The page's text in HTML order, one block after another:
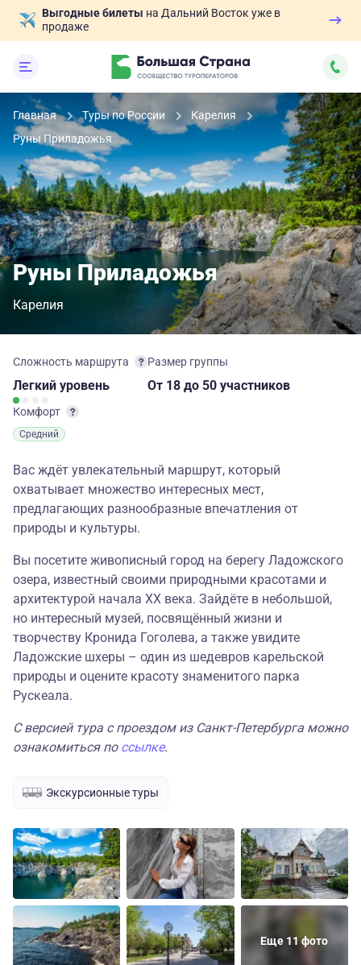
Выгодные билеты на Дальний Восток уже в
продаже
Главная Туры по России
Карелия
Руны Приладожья
Руны Приладожья
Карелия
Сложность маршрута
Легкий уровень
Комфорт
Средний
Размер группы
От 18 до 50 участников
Вас ждёт увлекательный маршрут, который
охватывает множество интересных мест,
предлагающих разнообразные впечатления от
природы и культуры.
Вы посетите живописный город на берегу Ладожского
озера, известный своими природными красотами и
архитектурой начала XX века. Зайдёте в небольшой,
но интересный музей, посвящённый жизни и
творчеству Кронида Гоголева, а также увидите
Ладожские шхеры – один из шедевров карельской
природы и оцените красоту знаменитого парка
Рускеала.
С версией тура с проездом из Санкт-Петербурга можно
ознакомиться по ссылке.
Экскурсионные туры
Еще 11 фото